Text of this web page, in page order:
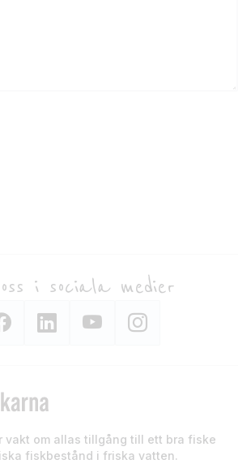
i sociala medier
vakt om allas tillgång till ett bra fiske
fiskbestånd i friska vatten.